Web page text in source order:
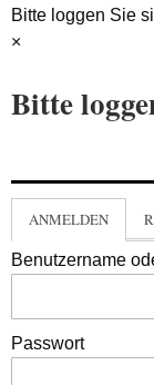
Bitte loggen Sie
×
Bitte
ANMELDEN
Benutzername
Passwort